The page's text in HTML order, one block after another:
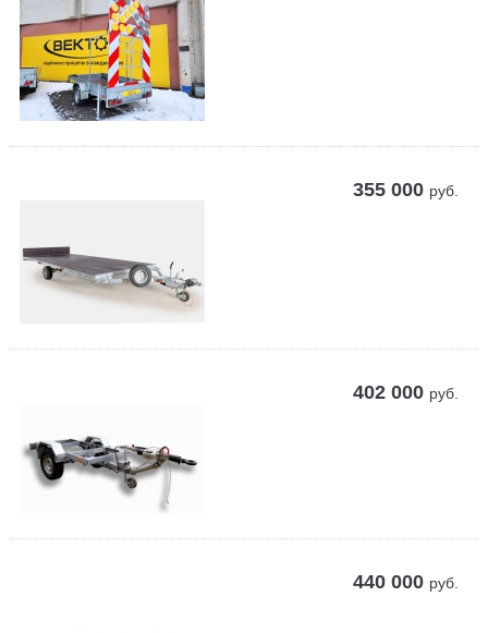
355 000 руб.
402 000 руб.
440 000 руб.